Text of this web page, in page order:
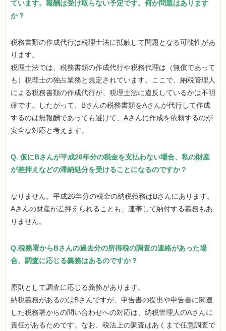
ています。報酬は受け取らない予定です。何か問題はあります
か？
税務書類の作成代行は税理士法に抵触して問題となる可能性があ
ります。
税理士法では、税務書類の作成代行や税務代理は（無償であって
も）税理士の独占業務と規定されています。ここで、納税管理人
による税務書類の作成代行が、税理士法に違反しているかは不明
確です。したがって、Bさんの税務書類をAさんが代行して作成
するのは無報酬であっても避けて、Aさんに作成を依頼するのが
安全な対応と考えます。
Q. 仮にBさんが平成26年分の税金を支払わない場合、私の財産
が差押えなどの滞納処分を受けることになるのですか？
なりません。平成26年分の税金の納税義務はBさんにあります。
Aさんの財産が差押えられることも、連帯して納付する義務もあ
りません。
Q.税務署からBさんの過去分の所得税の調査の連絡があった場
合、調査に応じる義務はあるのですか？
原則として調査に応じる義務があります。
納税義務があるのはBさんですが、申告書の提出や申告書に関連
した税務署からの問い合わせへの対応は、納税管理人のAさんに
責任があるためです。なお、税法上の調査はあくまで任意調査で